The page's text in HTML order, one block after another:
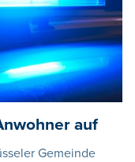
auf
Gemeinde